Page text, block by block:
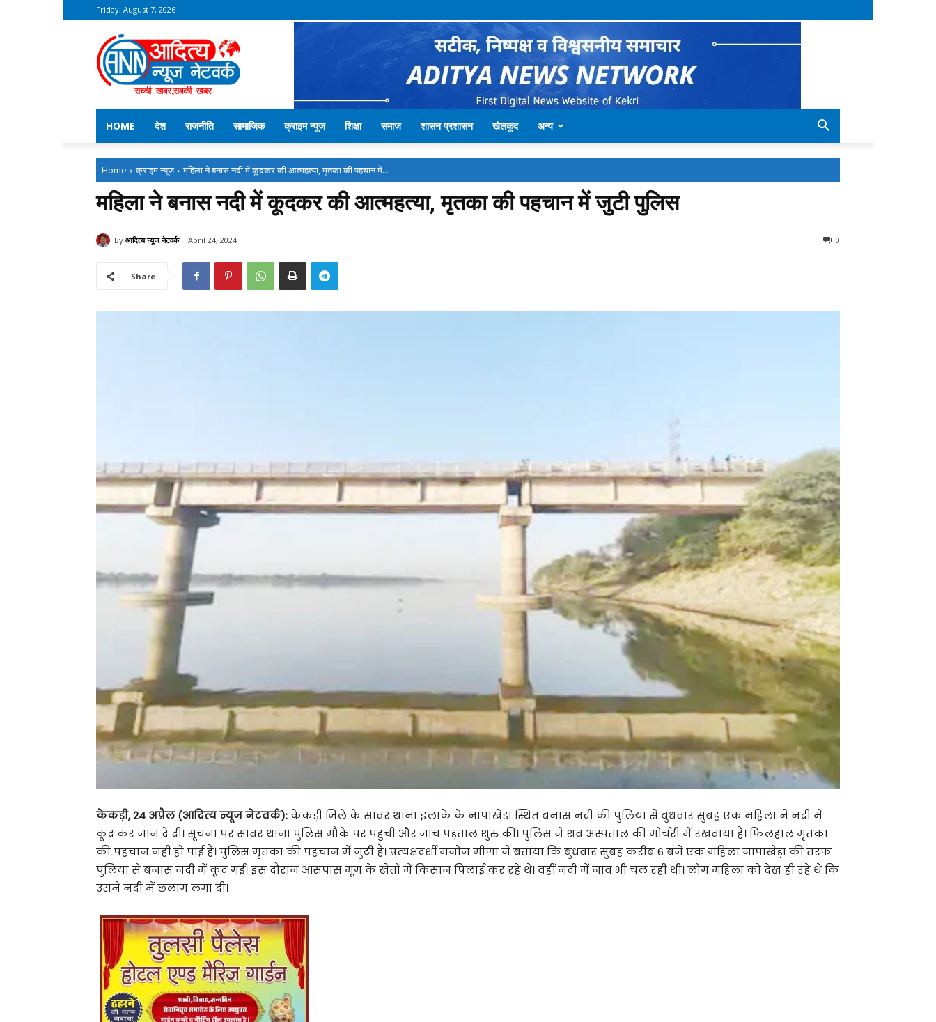
Friday, August 7, 2026
Aditya
News
Network
–
Kekri
News
HOME
देश राजनीति सामाजिक क्राइम न्यूज शिक्षा समाज शासन प्रशासन खेलकूद अन्य
Home क्राइम न्यूज महिला ने बनास नदी में कूदकर की आत्महत्या, मृतका की पहचान में...
महिला ने बनास नदी में कूदकर की आत्महत्या, मृतका की पहचान में जुटी पुलिस
By आदित्य न्यूज नेटवर्क April 24, 2024 0
Share
केकड़ी, 24 अप्रैल (आदित्य न्यूज नेटवर्क):केकड़ी जिले के सावर थाना इलाके के नापाखेड़ा स्थित बनास नदी की पुलिया से बुधवार सुबह एक महिला ने नदी में
कूद कर जान‌ दे दी। सूचना पर सावर थाना पुलिस मौके पर पहुंची और जांच पड़ताल शुरु की। पुलिस ने शव अस्पताल की मोर्चरी में रखवाया है। फिलहाल मृतका
की पहचान नहीं हो पाई है। पुलिस मृतका की पहचान में जुटी है। प्रत्यक्षदर्शी मनोज मीणा ने बताया कि बुधवार सुबह करीब 6 बजे एक महिला नापाखेड़ा की तरफ
पुलिया से बनास नदी में कूद गई। इस दौरान आसपास मूंग के खेतों में किसान पिलाई कर रहे थे। वहीं नदी में नाव भी चल रही थी। लोग महिला को देख ही रहे थे कि
उसने नदी में छलांग लगा दी।